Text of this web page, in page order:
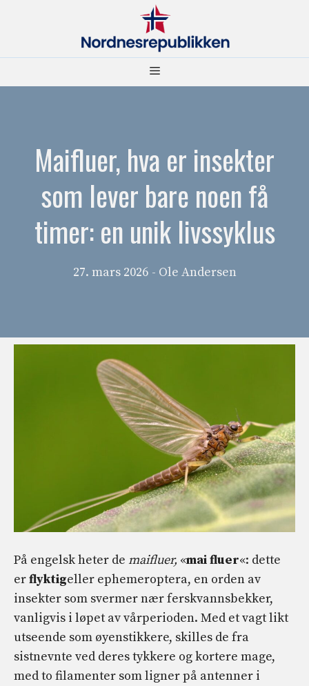
Meny
Maifluer, hva er insekter
som lever bare noen få
timer: en unik livssyklus
27. mars 2026 - Ole Andersen
På engelsk heter de maifluer, «mai fluer«: dette
erflyktigeller ephemeroptera, en orden av
insekter som svermer nær ferskvannsbekker,
vanligvis i løpet av vårperioden. Med et vagt likt
utseende som øyenstikkere, skilles de fra
sistnevnte ved deres tykkere og kortere mage,
med to filamenter som ligner på antenner i